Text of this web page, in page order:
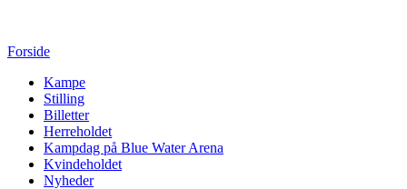
Forside
Kampe
Stilling
Billetter
Herreholdet
Kampdag på Blue Water Arena
Kvindeholdet
Nyheder